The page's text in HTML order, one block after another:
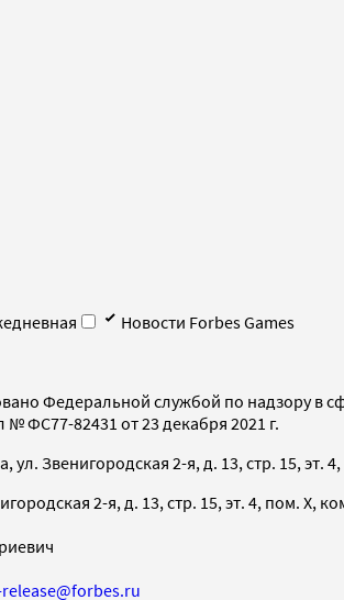
Новости Forbes Games
Федеральной службой по надзору в
ФС77-82431 от 23 декабря 2021 г.
Звенигородская 2-я, д. 13, стр. 15, эт.
2-я, д. 13, стр. 15, эт. 4, пом. X,